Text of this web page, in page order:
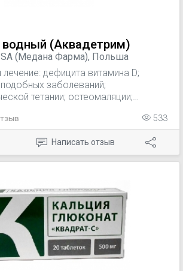
(Аквадетрим)
SA (Медана Фарма), Польша
дефицита витамина D;
заболеваний;
тетании; остеомаляции;
Лечение остеопороза, в т.ч.
(в составе комплексной терапии).
533
Написать отзыв